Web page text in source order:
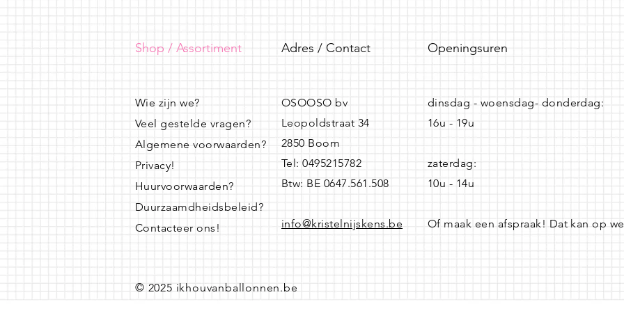
Shop / Assortiment Adres / Contact Openingsuren
Wie zijn we?
Veel gestelde vragen?
Algemene voorwaarden?
Privacy!
Huurvoorwaarden?
Duurzaamdheidsbeleid?
Contacteer ons!
OSOOSO bv
Leopoldstraat 34
2850 Boom
Tel: 0495215782
Btw: BE 0647.561.508
info@kristelnijskens.be
dinsdag - woensdag- donderdag:
16u - 19u
zaterdag:
10u - 14u
Of maak een afspraak! Dat kan op
© 2025 ikhouvanballonnen.be